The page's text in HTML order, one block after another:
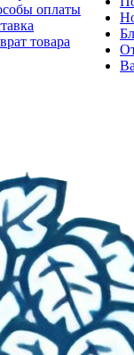
оплаты
товара